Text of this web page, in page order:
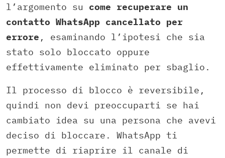
l’argomento su come recuperare un
contatto WhatsApp cancellato per
errore , esaminando l’ipotesi che sia
stato solo bloccato oppure
effettivamente eliminato per sbaglio.
Il processo di blocco è reversibile,
quindi non devi preoccuparti se hai
cambiato idea su una persona che avevi
deciso di bloccare. WhatsApp ti
permette di riaprire il canale di